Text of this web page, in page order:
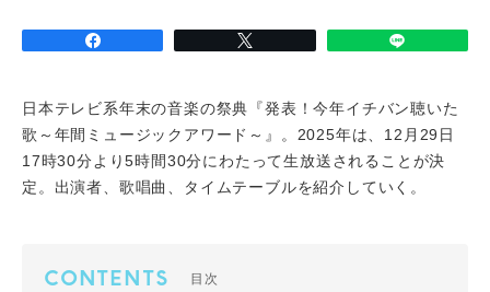
日本テレビ系年末の音楽の祭典『発表！今年イチバン聴いた
歌～年間ミュージックアワード～』。2025年は、12月29日
17時30分より5時間30分にわたって生放送されることが決
定。出演者、歌唱曲、タイムテーブルを紹介していく。
CONTENTS 目次